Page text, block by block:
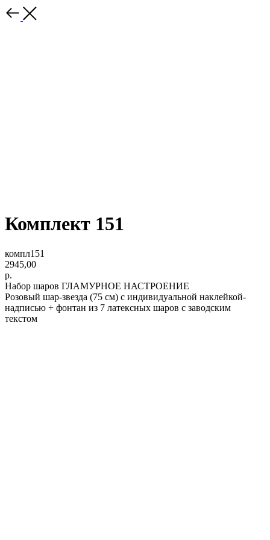
Комплект 151
компл151
2945,00
р.
Набор шаров ГЛАМУРНОЕ НАСТРОЕНИЕ
Розовый шар-звезда (75 см) с индивидуальной наклейкой-
надписью + фонтан из 7 латексных шаров с заводским
текстом